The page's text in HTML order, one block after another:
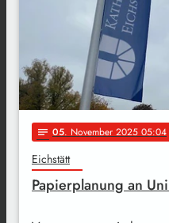
notes 05. November 2025 05:04
Eichstätt
Papierplanung an